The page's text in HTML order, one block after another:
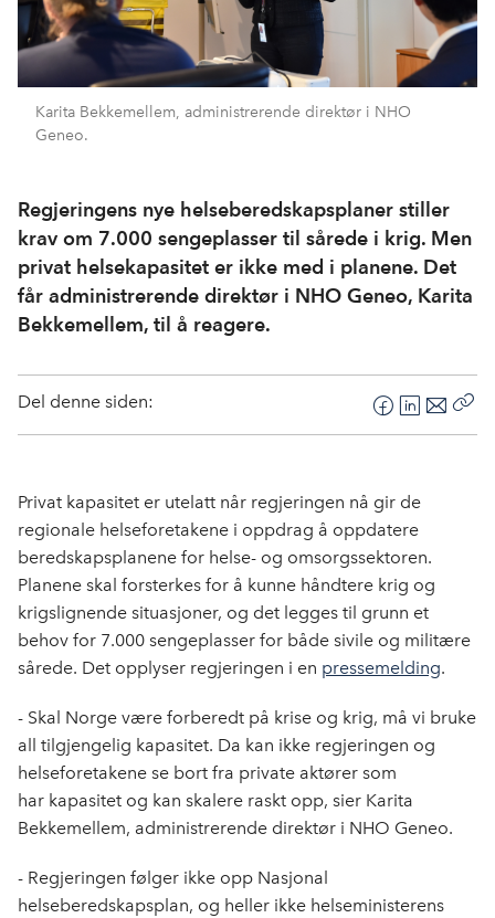
Karita Bekkemellem, administrerende direktør i NHO
Geneo.
Regjeringens nye helseberedskapsplaner stiller
krav om 7.000 sengeplasser til sårede i krig. Men
privat helsekapasitet er ikke med i planene. Det
får administrerende direktør i NHO Geneo, Karita
Bekkemellem, til å reagere.
Del denne siden:
F
e
b
o
o
L
k
e
n
E
Privat kapasitet er utelatt når regjeringen nå gir de
regionale helseforetakene i oppdrag å oppdatere
beredskapsplanene for helse- og omsorgssektoren.
Planene skal forsterkes for å kunne håndtere krig og
krigslignende situasjoner, og det legges til grunn et
behov for 7.000 sengeplasser for både sivile og militære
sårede. Det opplyser regjeringen i en pressemelding.
- Skal Norge være forberedt på krise og krig, må vi bruke
all tilgjengelig kapasitet. Da kan ikke regjeringen og
helseforetakene se bort fra private aktører som
har kapasitet og kan skalere raskt opp, sier Karita
Bekkemellem, administrerende direktør i NHO Geneo.
- Regjeringen følger ikke opp Nasjonal
helseberedskapsplan, og heller ikke helseministerens